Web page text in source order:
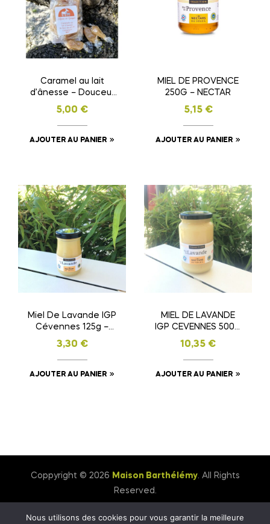
Caramel au lait
d’ânesse – Douceur
gourmande et
bienfaits naturels
5,00 €
AJOUTER AU PANIER
MIEL DE PROVENCE
250G – NECTAR
5,15 €
AJOUTER AU PANIER
Miel De Lavande IGP
Cévennes 125g –
Nectar Du Soleil
3,30 €
AJOUTER AU PANIER
MIEL DE LAVANDE
IGP CEVENNES 500G
– NECTAR
10,35 €
AJOUTER AU PANIER
Coppyright © 2026 Maison Barthélémy. All Rights
Reserved.
Nous utilisons des cookies pour vous garantir la meilleure